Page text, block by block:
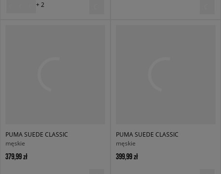
+ 2
PUMA SUEDE CLASSIC
męskie
379,99 zł
PUMA SUEDE CLASSIC
męskie
399,99 zł